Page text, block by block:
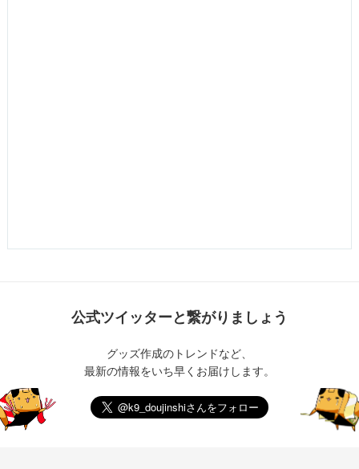
公式ツイッターと繋がりましょう
グッズ作成のトレンドなど、
最新の情報をいち早くお届けします。